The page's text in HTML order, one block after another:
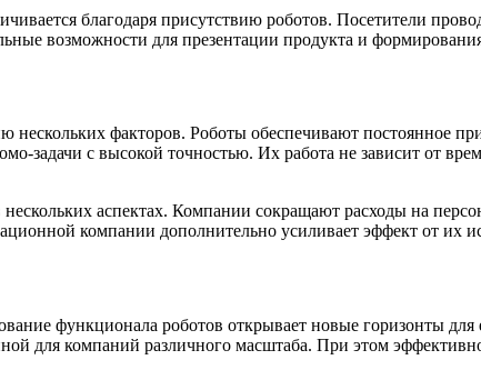
благодаря присутствию роботов. Посетители
возможности для презентации продукта и
нескольких факторов. Роботы обеспечивают постоянное
задачи с высокой точностью. Их работа не зависит от
аспектах. Компании сокращают расходы на
компании дополнительно усиливает эффект от их
функционала роботов открывает новые горизонты
для компаний различного масштаба. При этом